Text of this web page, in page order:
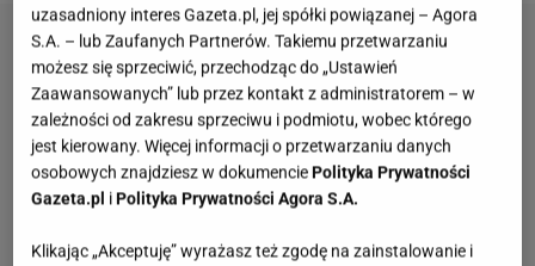
uzasadniony interes Gazeta.pl, jej spółki powiązanej – Agora
S.A. – lub Zaufanych Partnerów. Takiemu przetwarzaniu
możesz się sprzeciwić, przechodząc do „Ustawień
Zaawansowanych” lub przez kontakt z administratorem – w
zależności od zakresu sprzeciwu i podmiotu, wobec którego
jest kierowany. Więcej informacji o przetwarzaniu danych
osobowych znajdziesz w dokumencie Polityka Prywatności
Gazeta.pl i Polityka Prywatności Agora S.A.
Klikając „Akceptuję” wyrażasz też zgodę na zainstalowanie i